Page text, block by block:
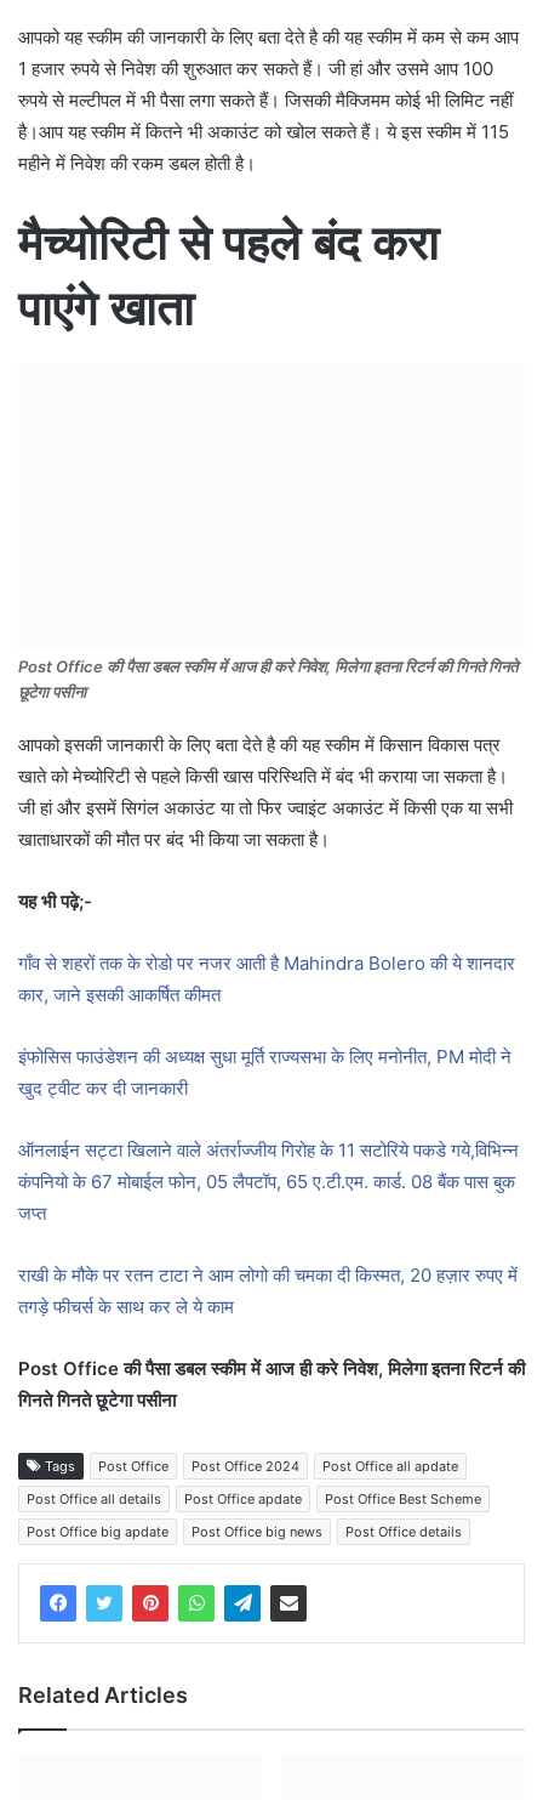
आपको यह स्कीम की जानकारी के लिए बता देते है की यह स्कीम में कम से कम आप
1 हजार रुपये से निवेश की शुरुआत कर सकते हैं। जी हां और उसमे आप 100
रुपये से मल्टीपल में भी पैसा लगा सकते हैं। जिसकी मैक्जिमम कोई भी लिमिट नहीं
है।आप यह स्कीम में कितने भी अकाउंट को खोल सकते हैं। ये इस स्कीम में 115
महीने में निवेश की रकम डबल होती है।
मैच्योरिटी से पहले बंद करा
पाएंगे खाता
Post Office की पैसा डबल स्कीम में आज ही करे निवेश, मिलेगा इतना रिटर्न की गिनते गिनते
छूटेगा पसीना
आपको इसकी जानकारी के लिए बता देते है की यह स्कीम में किसान विकास पत्र
खाते को मेच्योरिटी से पहले किसी खास परिस्थिति में बंद भी कराया जा सकता है।
जी हां और इसमें सिगंल अकाउंट या तो फिर ज्वाइंट अकाउंट में किसी एक या सभी
खाताधारकों की मौत पर बंद भी किया जा सकता है।
यह भी पढ़े;-
गाँव से शहरों तक के रोडो पर नजर आती है Mahindra Bolero की ये शानदार
कार, जाने इसकी आकर्षित कीमत
इंफोसिस फाउंडेशन की अध्यक्ष सुधा मूर्ति राज्यसभा के लिए मनोनीत, PM मोदी ने
खुद ट्वीट कर दी जानकारी
ऑनलाईन सट्टा खिलाने वाले अंतर्राज्जीय गिरोह के 11 सटोरिये पकडे गये,विभिन्न
कंपनियो के 67 मोबाईल फोन, 05 लैपटॉप, 65 ए.टी.एम. कार्ड. 08 बैंक पास बुक
जप्त
राखी के मौके पर रतन टाटा ने आम लोगो की चमका दी किस्मत, 20 हज़ार रुपए में
तगड़े फीचर्स के साथ कर ले ये काम
Post Office की पैसा डबल स्कीम में आज ही करे निवेश, मिलेगा इतना रिटर्न की
गिनते गिनते छूटेगा पसीना
Tags Post Office Post Office 2024
Post Office all apdate
Post Office all details
Post Office apdate
Post Office Best Scheme
Post Office big apdate
Post Office big news Post Office details
Related Articles